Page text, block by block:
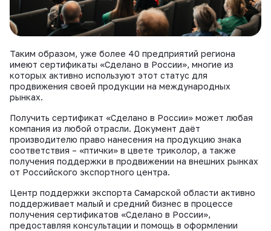
Таким образом, уже более 40 предприятий региона
имеют сертификаты «Сделано в России», многие из
которых активно используют этот статус для
продвижения своей продукции на международных
рынках.
Получить сертификат «Сделано в России» может любая
компания из любой отрасли. Документ даёт
производителю право нанесения на продукцию знака
соответствия – «птички» в цвете триколор, а также
получения поддержки в продвижении на внешних рынках
от Российского экспортного центра.
Центр поддержки экспорта Самарской области активно
поддерживает малый и средний бизнес в процессе
получения сертификатов «Сделано в России»,
предоставляя консультации и помощь в оформлении